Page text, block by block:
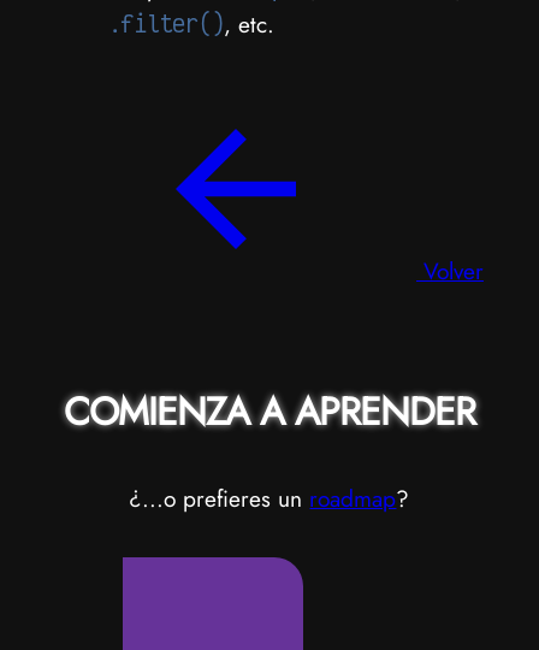
.filter(), etc.
Volver
COMIENZA A APRENDER
¿...o prefieres un roadmap?